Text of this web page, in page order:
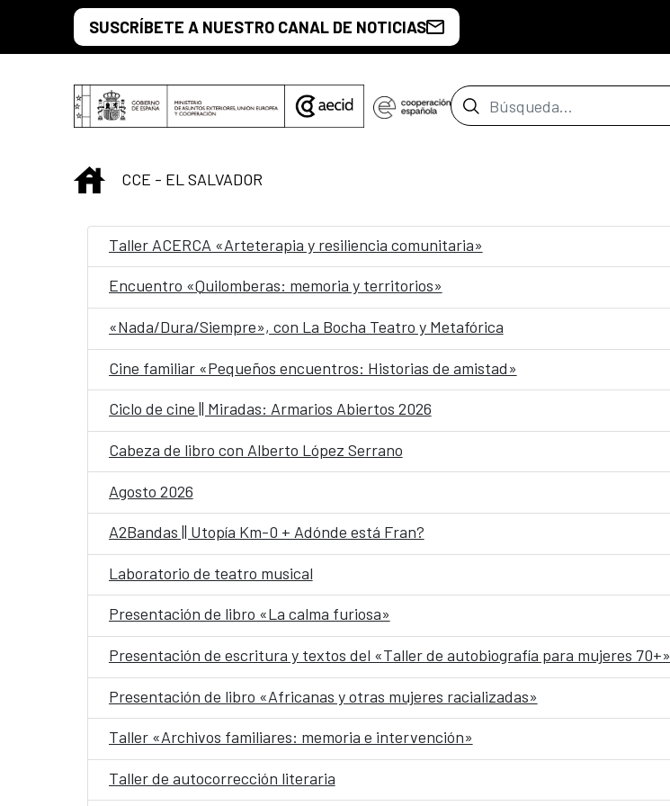
Saltar al contenido principal
SUSCRÍBETE A NUESTRO CANAL DE NOTICIAS
Barra de búsqueda
INICIO
CCE - EL SALVADOR
Taller ACERCA «Arteterapia y resiliencia comunitaria»
Encuentro «Quilomberas: memoria y territorios»
«Nada/Dura/Siempre», con La Bocha Teatro y Metafórica
Cine familiar «Pequeños encuentros: Historias de amistad»
Ciclo de cine || Miradas: Armarios Abiertos 2026
Cabeza de libro con Alberto López Serrano
Agosto 2026
A2Bandas || Utopía Km-0 + Adónde está Fran?
Laboratorio de teatro musical
Presentación de libro «La calma furiosa»
Presentación de escritura y textos del «Taller de autobiografía para mujeres 70+»
Presentación de libro «Africanas y otras mujeres racializadas»
Taller «Archivos familiares: memoria e intervención»
Taller de autocorrección literaria